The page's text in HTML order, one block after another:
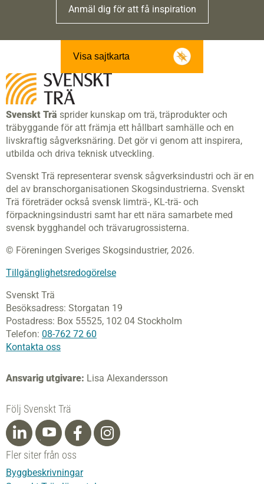
Anmäl dig för att få inspiration
Visa sajtkarta
Svenskt Trä sprider kunskap om trä, träprodukter och
träbyggande för att främja ett hållbart samhälle och en
livskraftig sågverksnäring. Det gör vi genom att inspirera,
utbilda och driva teknisk utveckling.
Svenskt Trä representerar svensk sågverksindustri och är en
del av branschorganisationen Skogsindustrierna. Svenskt
Trä företräder också svensk limträ-, KL-trä- och
förpackningsindustri samt har ett nära samarbete med
svensk bygghandel och trävarugrossisterna.
© Föreningen Sveriges Skogsindustrier, 2026.
Tillgänglighetsredogörelse
Svenskt Trä
Besöksadress: Storgatan 19
Postadress: Box 55525, 102 04 Stockholm
Telefon: 08-762 72 60
Kontakta oss
Ansvarig utgivare: Lisa Alexandersson
Följ Svenskt Trä
Fler siter från oss
Byggbeskrivningar